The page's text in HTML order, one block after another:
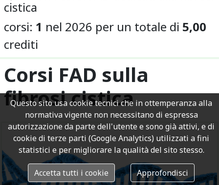
cistica
corsi: 1 nel 2026 per un totale di 5,00
crediti
Corsi FAD sulla
fibrosi cistica
Questo sito usa cookie tecnici che in ottemperanza alla
normativa vigente non necessitano di espressa
autorizzazione da parte dell'utente e sono già attivi, e di
cookie di terze parti (Google Analytics) utilizzati a fini
statistici e per migliorare la qualità del sito stesso.
Accetta tutti i cookie Approfondisci